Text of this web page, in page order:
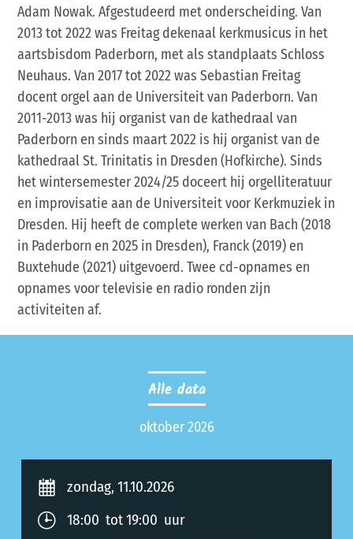
Adam Nowak. Afgestudeerd met onderscheiding. Van
2013 tot 2022 was Freitag dekenaal kerkmusicus in het
aartsbisdom Paderborn, met als standplaats Schloss
Neuhaus. Van 2017 tot 2022 was Sebastian Freitag
docent orgel aan de Universiteit van Paderborn. Van
2011-2013 was hij organist van de kathedraal van
Paderborn en sinds maart 2022 is hij organist van de
kathedraal St. Trinitatis in Dresden (Hofkirche). Sinds
het wintersemester 2024/25 doceert hij orgelliteratuur
en improvisatie aan de Universiteit voor Kerkmuziek in
Dresden. Hij heeft de complete werken van Bach (2018
in Paderborn en 2025 in Dresden), Franck (2019) en
Buxtehude (2021) uitgevoerd. Twee cd-opnames en
opnames voor televisie en radio ronden zijn
activiteiten af.
Alle data
oktober 2026
zondag, 11.10.2026
18:00 tot 19:00 uur